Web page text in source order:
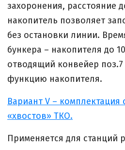
захоронения, расстояние
накопитель позволяет
без остановки линии.
бункера – накопителя до
отводящий конвейер
функцию накопителя.
Вариант V – комплектация
«хвостов» ТКО.
Применяется для станций